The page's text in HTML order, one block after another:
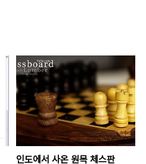
인도에서 사온 원목 체스판